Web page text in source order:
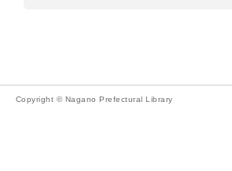
Copyright © Nagano Prefectural Library